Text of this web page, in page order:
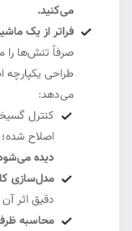
می‌کنید.
فراتر از یک
صرفاً تنش‌ها را
طراحی یکپارچه
می‌دهد:
کنترل
اصلاح شده؛
دیده
مدل‌سازی
دقیق اثر آن
محاسبه